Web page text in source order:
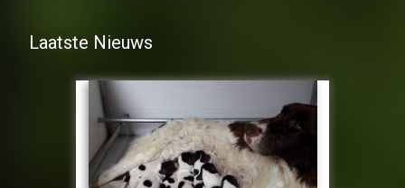
Laatste Nieuws